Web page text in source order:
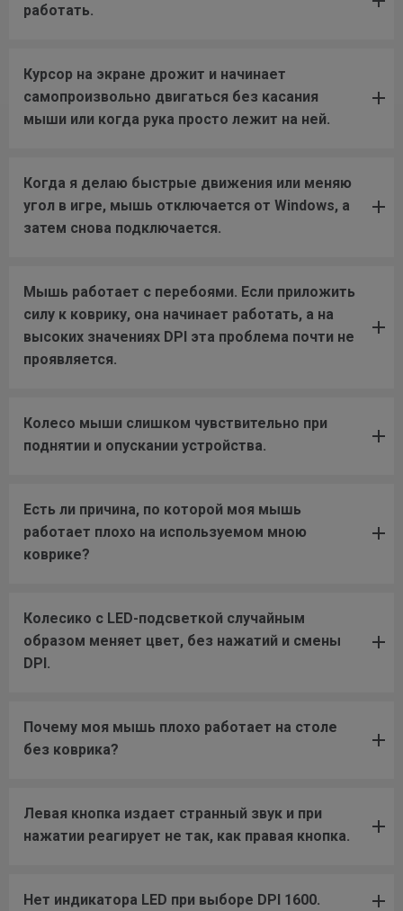
работать.
Курсор на экране дрожит и начинает
самопроизвольно двигаться без касания
мыши или когда рука просто лежит на ней.
Когда я делаю быстрые движения или меняю
угол в игре, мышь отключается от Windows, а
затем снова подключается.
Мышь работает с перебоями. Если приложить
силу к коврику, она начинает работать, а на
высоких значениях DPI эта проблема почти не
проявляется.
Колесо мыши слишком чувствительно при
поднятии и опускании устройства.
Есть ли причина, по которой моя мышь
работает плохо на используемом мною
коврике?
Колесико с LED-подсветкой случайным
образом меняет цвет, без нажатий и смены
DPI.
Почему моя мышь плохо работает на столе
без коврика?
Левая кнопка издает странный звук и при
нажатии реагирует не так, как правая кнопка.
Нет индикатора LED при выборе DPI 1600.